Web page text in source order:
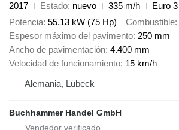
2017
Estado nuevo 335 m/h
Euro 3
Potencia 55.13 kW (75 Hp) Combustible
Espesor máximo del pavimento 250 mm
Ancho de pavimentación 4.400 mm
Velocidad de funcionamiento 15 km/h
Alemania, Lübeck
Buchhammer Handel GmbH